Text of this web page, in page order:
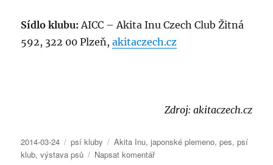
Sídlo klubu: AICC – Akita Inu Czech Club Žitná
592, 322 00 Plzeň,akitaczech.cz
Zdroj: akitaczech.cz
Publikováno:
2014-03-24 Rubriky:
psí kluby Štítky:
Akita Inu,japonské plemeno,pes,psí
klub,výstava psů Napsat komentářpro